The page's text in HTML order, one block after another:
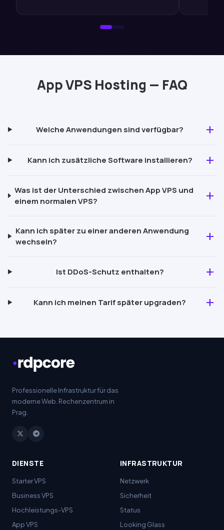
App VPS Hosting — FAQ
Welche Anwendungen sind verfügbar? add
Kann ich zusätzliche Software installieren? add
Was ist der Unterschied zwischenApp VPS und
einem normalen VPS?
add
Kann ich später zu einer anderen Anwendung
wechseln?
add
Ist DDoS-Schutz enthalten? add
Kann ich meinen Tarif später upgraden? add
Professionelle Infrastruktur für das
moderne Web. Rechenzentrum in
Prag.
DIENSTE
Starter VPS
BusinessVPS
Hochleistungs-VPS
App VPS
INFRASTRUKTUR
Netzwerk
Sicherheit
Status
Looking Glass